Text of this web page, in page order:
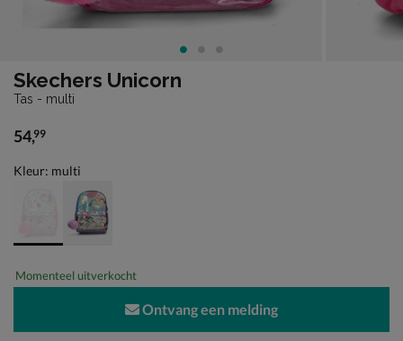
Skechers Unicorn
Tas - multi
€ 54,99
54,99
Kleur: multi
Momenteel uitverkocht
Ontvang een melding